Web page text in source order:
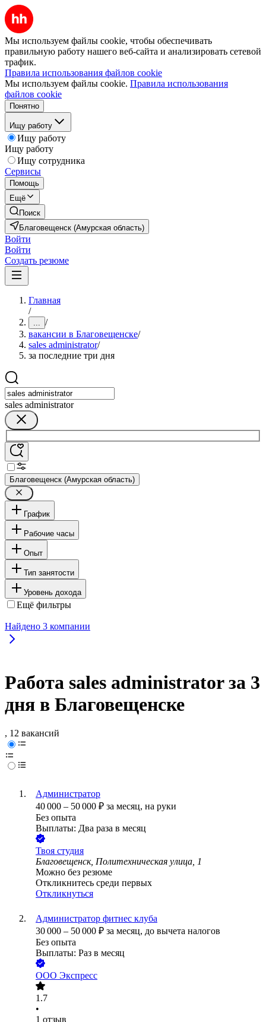
Мы используем файлы cookie, чтобы обеспечивать
правильную работу нашего веб-сайта и анализировать сетевой
трафик.
Правила использования файлов cookie
Мы используем файлы cookie. Правила использования
файлов cookie
Понятно
Ищу работу
Ищу работу
Ищу работу
Ищу сотрудника
Сервисы
Помощь
Ещё
Поиск
Благовещенск (Амурская область)
Войти
Войти
Создать резюме
Главная
/
... /
вакансии в Благовещенске/
sales administrator/
за последние три дня
sales administrator
Благовещенск (Амурская область)
График
Рабочие часы
Опыт
Тип занятости
Уровень дохода
Ещё фильтры
Найдено 3 компании
Работа sales administrator за 3
дня в Благовещенске
, 12 вакансий
Администратор
40 000 – 50 000 ₽ за месяц, на руки
Без опыта
Выплаты: Два раза в месяц
Твоя студия
Благовещенск, Политехническая улица, 1
Можно без резюме
Откликнитесь среди первых
Откликнуться
Администратор фитнес клуба
30 000 – 50 000 ₽ за месяц, до вычета налогов
Без опыта
Выплаты: Раз в месяц
ООО Экспресс
1.7
•
1 отзыв